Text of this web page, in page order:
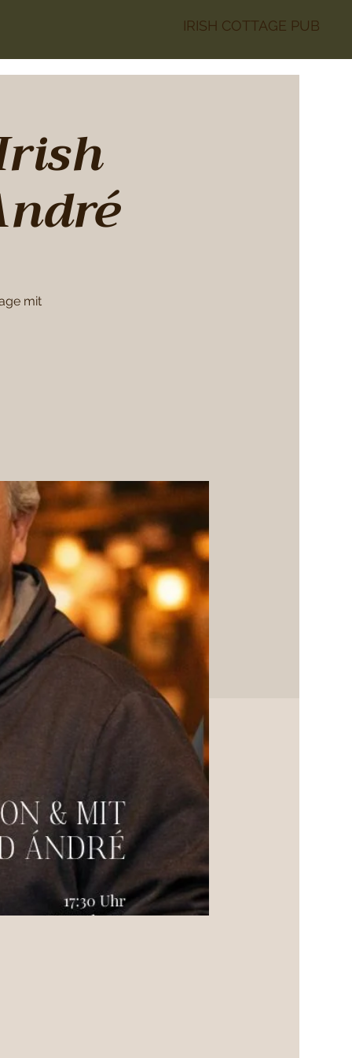
IRISH COTTAGE PUB
mit